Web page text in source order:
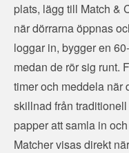
plats, lägg till Match &
när dörrarna öppnas
loggar in, bygger en
medan de rör sig runt.
timer och meddela när
skillnad från
papper att samla in
Matcher visas direkt